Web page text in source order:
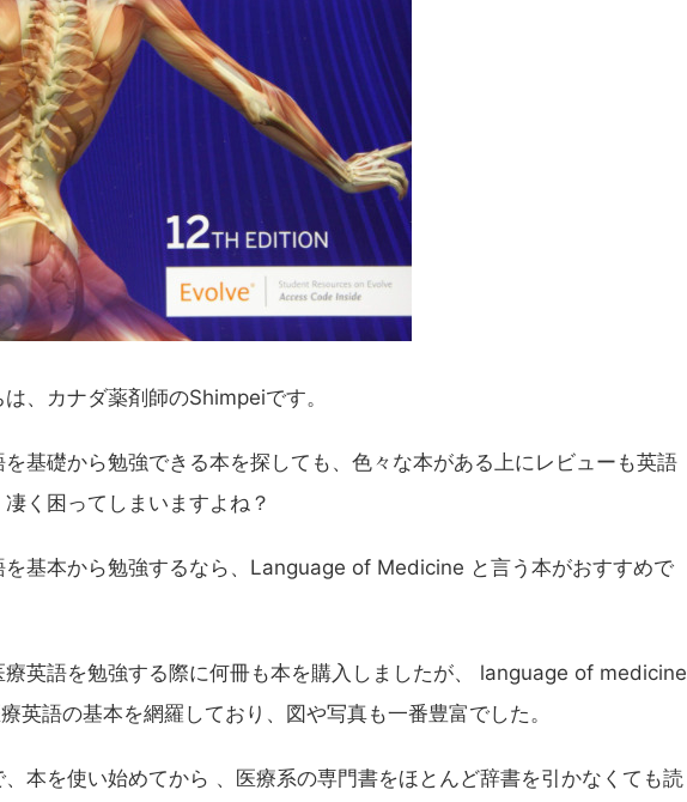
は、カナダ薬剤師のShimpeiです。
を基礎から勉強できる本を探しても、色々な本がある上にレビューも英語
凄く困ってしまいますよね？
基本から勉強するなら、 Language of Medicine と言う本がおすすめで
療英語を勉強する際に何冊も本を購入しましたが、 language of medicine
英語の基本を網羅しており、図や写真も一番豊富でした。
、本を使い始めてから 、医療系の専門書をほとんど辞書を引かなくても読